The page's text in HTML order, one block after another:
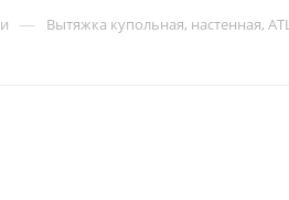
— Вытяжка купольная, настенная,